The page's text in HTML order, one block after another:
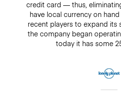
credit card — thus,
have local currency on
recent players to expand its
the company began
today it has some